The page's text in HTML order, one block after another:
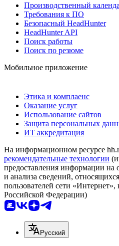
Производственный
Требования к ПО
Безопасный HeadHunter
HeadHunter API
Поиск работы
Поиск по резюме
Мобильное приложение
Этика и комплаенс
Оказание услуг
Использование сайтов
Защита персональных
ИТ аккредитация
На информационном ресурсе
рекомендательные технологии
предоставления информации на
и анализа сведений,
пользователей сети
Российской Федерации)
Русский